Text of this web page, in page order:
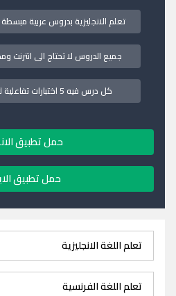
تعلم الانجليزية بدروس عربية
جميع الدروس لا تحتاج الى انترنت
كل درس فيه 5 اختبارات تفاعلية لتحسين اللفظ والنطق
حمل تطبيق
حمل تطبيق
تعلم اللغة الانجليزية
تعلم اللغة الفرنسية